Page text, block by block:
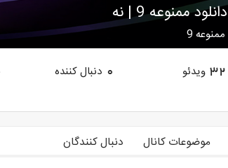
دانلود ممنوعه 9 | نه
ممنوعه 9
32 ویدئو 0 دنبال کننده
موضوعات کانال دنبال کنندگان